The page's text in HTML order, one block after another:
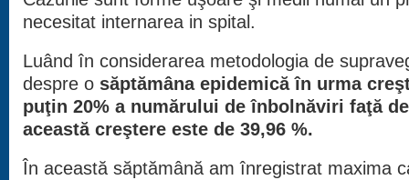
necesitat internarea in spital.
Luând în considerarea metodologia de
despre o săptămâna epidemică în urma
puţin 20% a numărului de înbolnăviri faţă
această creştere este de 39,96 %.
În această săptămână am înregistrat maxima